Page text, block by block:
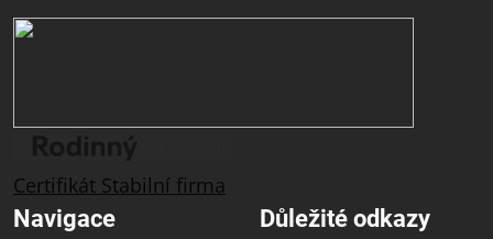
Certifikát Stabilní firma
Navigace Důležité odkazy